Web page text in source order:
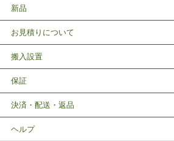
新品
お見積りについて
搬入設置
保証
決済・配送・返品
ヘルプ